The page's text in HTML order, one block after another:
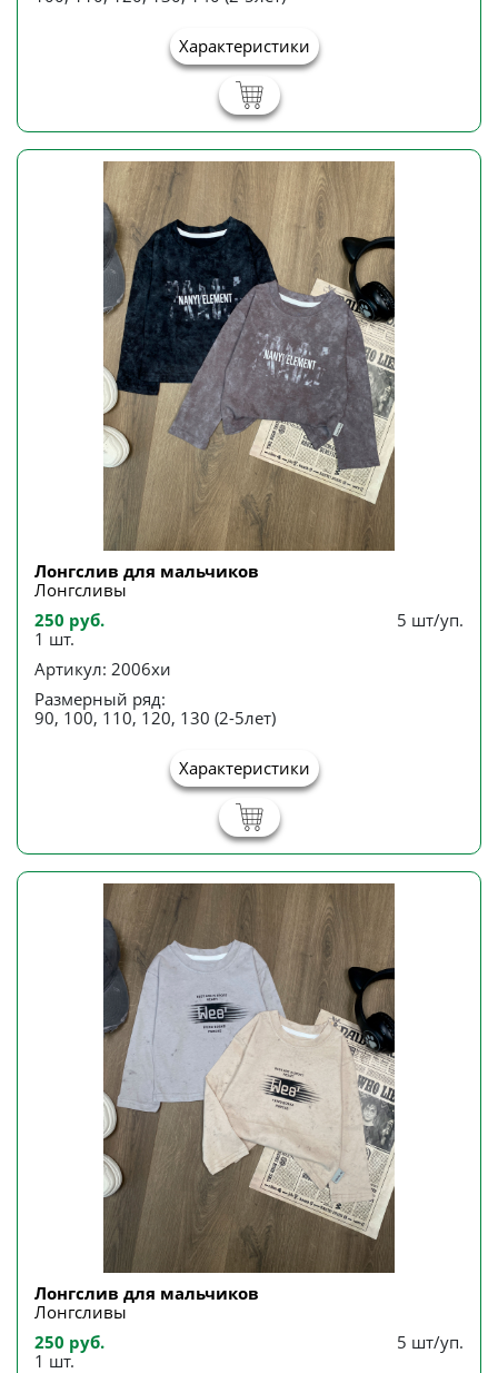
Характеристики
Лонгслив для мальчиков
Лонгсливы
250 руб.
1 шт.
5 шт/уп.
Артикул: 2006хи
Размерный ряд:
90, 100, 110, 120, 130 (2-5лет)
Характеристики
Лонгслив для мальчиков
Лонгсливы
250 руб.
1 шт.
5 шт/уп.